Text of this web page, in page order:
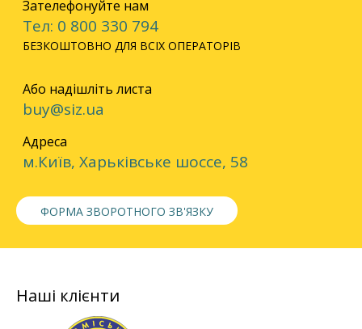
Зателефонуйте нам
Тел: 0 800 330 794
БЕЗКОШТОВНО ДЛЯ ВСІХ ОПЕРАТОРІВ
Або надішліть листа
buy@siz.ua
Адреса
м.Київ, Харьківське шоссе, 58
ФОРМА ЗВОРОТНОГО ЗВ'ЯЗКУ
Наші клієнти